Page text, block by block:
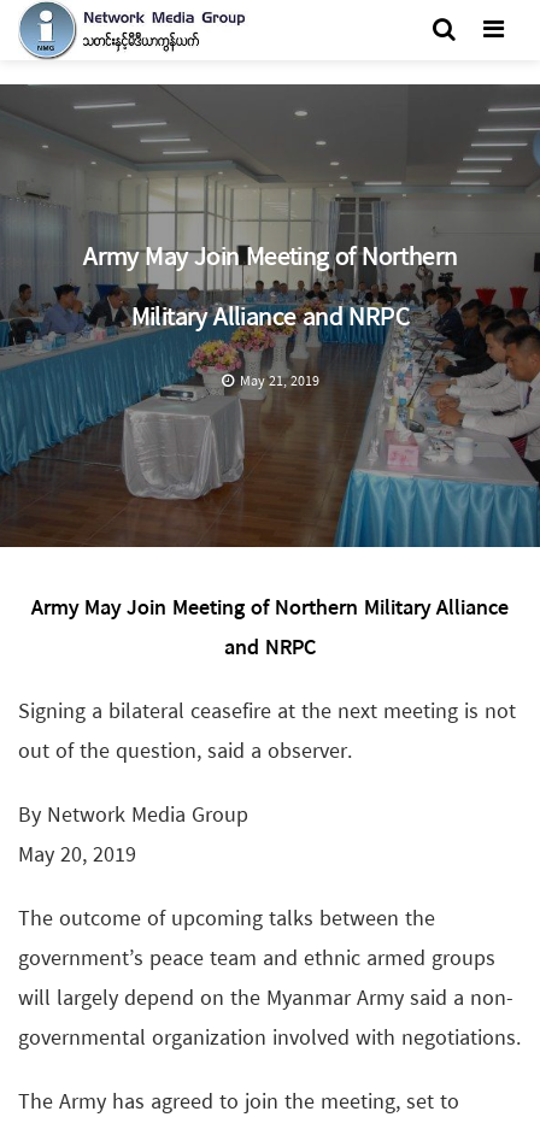
Army May Join Meeting of Northern
Military Alliance and NRPC
May 21, 2019
Army May Join Meeting of Northern Military Alliance
and NRPC
Signing a bilateral ceasefire at the next meeting is not
out of the question, said a observer.
By Network Media Group
May 20, 2019
The outcome of upcoming talks between the
government’s peace team and ethnic armed groups
will largely depend on the Myanmar Army said a non-
governmental organization involved with negotiations.
The Army has agreed to join the meeting, set to